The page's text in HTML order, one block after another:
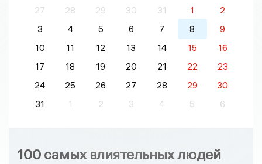
27
28 29 30 31 1
2
3
4 5 6 7 8
9
10
11 12 13 14 15
16
17
18 19 20 21 22
23
24
25 26 27 28 29
30
31
1 2 3 4 5 6
100 самых влиятельных людей